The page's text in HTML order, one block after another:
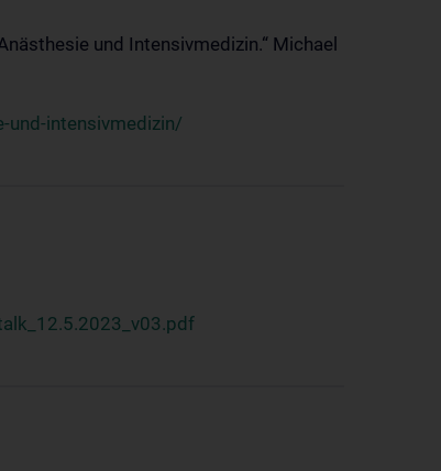
und Intensivmedizin.“ Michael
und-intensivmedizin/